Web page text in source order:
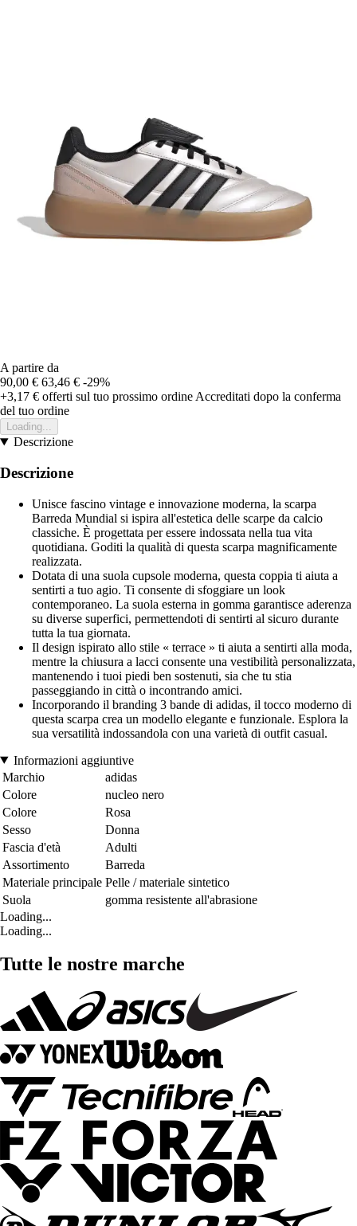
A partire da
90,00 € 63,46 € -29%
+3,17 € offerti sul tuo prossimo ordine Accreditati dopo la conferma
del tuo ordine
Loading...
Descrizione
Descrizione
Unisce fascino vintage e innovazione moderna, la scarpa
Barreda Mundial si ispira all'estetica delle scarpe da calcio
classiche. È progettata per essere indossata nella tua vita
quotidiana. Goditi la qualità di questa scarpa magnificamente
realizzata.
Dotata di una suola cupsole moderna, questa coppia ti aiuta a
sentirti a tuo agio. Ti consente di sfoggiare un look
contemporaneo. La suola esterna in gomma garantisce aderenza
su diverse superfici, permettendoti di sentirti al sicuro durante
tutta la tua giornata.
Il design ispirato allo stile « terrace » ti aiuta a sentirti alla moda,
mentre la chiusura a lacci consente una vestibilità personalizzata,
mantenendo i tuoi piedi ben sostenuti, sia che tu stia
passeggiando in città o incontrando amici.
Incorporando il branding 3 bande di adidas, il tocco moderno di
questa scarpa crea un modello elegante e funzionale. Esplora la
sua versatilità indossandola con una varietà di outfit casual.
Informazioni aggiuntive
Marchio
adidas
Colore
nucleo nero
Colore
Rosa
Sesso
Donna
Fascia d'età
Adulti
Assortimento
Barreda
Materiale principale Pelle / materiale sintetico
Suola
gomma resistente all'abrasione
Loading...
Loading...
Tutte le nostre marche